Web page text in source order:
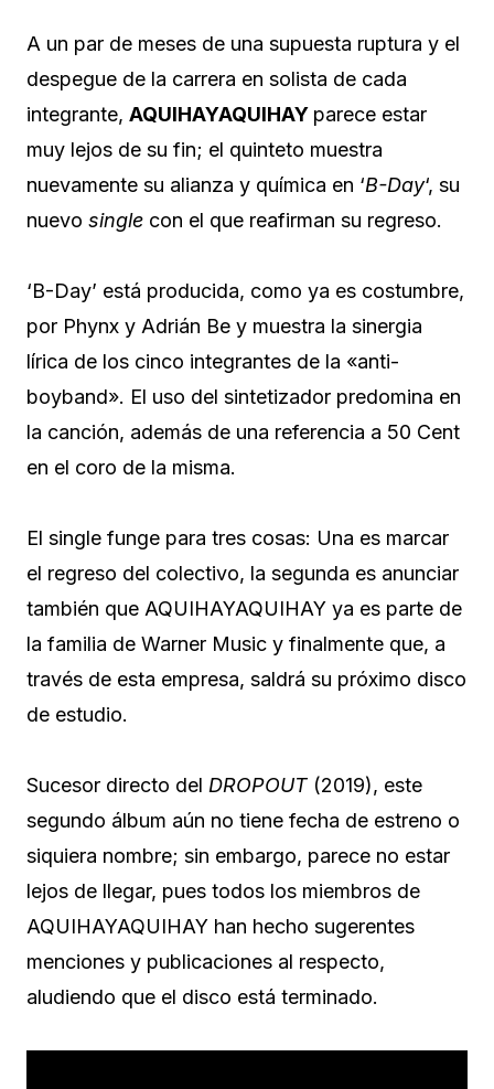
A un par de meses de una supuesta ruptura y el
despegue de la carrera en solista de cada
integrante, AQUIHAYAQUIHAY parece estar
muy lejos de su fin; el quinteto muestra
nuevamente su alianza y química en ‘B-Day‘, su
nuevo single con el que reafirman su regreso.
‘B-Day’ está producida, como ya es costumbre,
por Phynx y Adrián Be y muestra la sinergia
lírica de los cinco integrantes de la «anti-
boyband». El uso del sintetizador predomina en
la canción, además de una referencia a 50 Cent
en el coro de la misma.
El single funge para tres cosas: Una es marcar
el regreso del colectivo, la segunda es anunciar
también que AQUIHAYAQUIHAY ya es parte de
la familia de Warner Music y finalmente que, a
través de esta empresa, saldrá su próximo disco
de estudio.
Sucesor directo del DROPOUT (2019), este
segundo álbum aún no tiene fecha de estreno o
siquiera nombre; sin embargo, parece no estar
lejos de llegar, pues todos los miembros de
AQUIHAYAQUIHAY han hecho sugerentes
menciones y publicaciones al respecto,
aludiendo que el disco está terminado.